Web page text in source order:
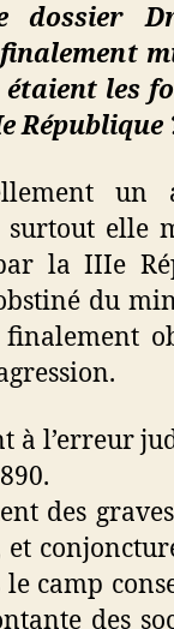
dossier
les
République
un
elle
la IIIe
du
à l’erreur
des
et
camp
des